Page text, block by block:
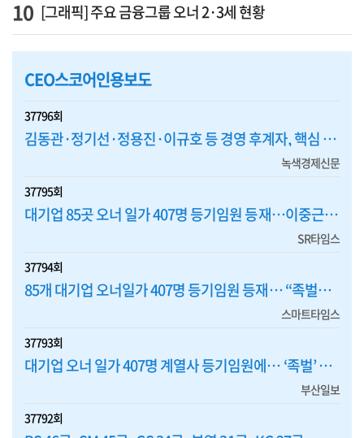
[그래픽] 주요 금융그룹 오너 2·3세 현황
CEO스코어인용보도
37796회
김동관·정기선·정용진·이규호 등 경영 후계자, 핵심 계열사 등기임원 맡아 '책임경영' 앞장
녹색경제신문
37795회
대기업 85곳 오너 일가 407명 등기임원 등재…이중근 부영 회장 '최다'
SR타임스
37794회
85개 대기업 오너일가 407명 등기임원 등재… “족벌경영 여전”
스마트타임스
37793회
대기업 오너 일가 407명 계열사 등기임원에… ‘족벌’ 여전하다
부산일보
37792회